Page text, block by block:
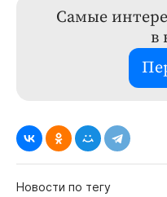
Самые
в
Новости по тегу